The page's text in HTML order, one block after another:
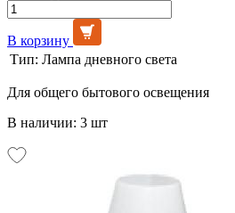
В корзину
Тип: Лампа дневного света
Для общего бытового освещения
В наличии: 3 шт